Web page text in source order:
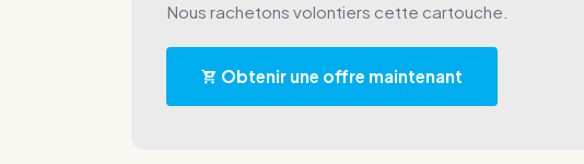
Nous rachetons volontiers cette cartouche.
Obtenir une offre maintenant